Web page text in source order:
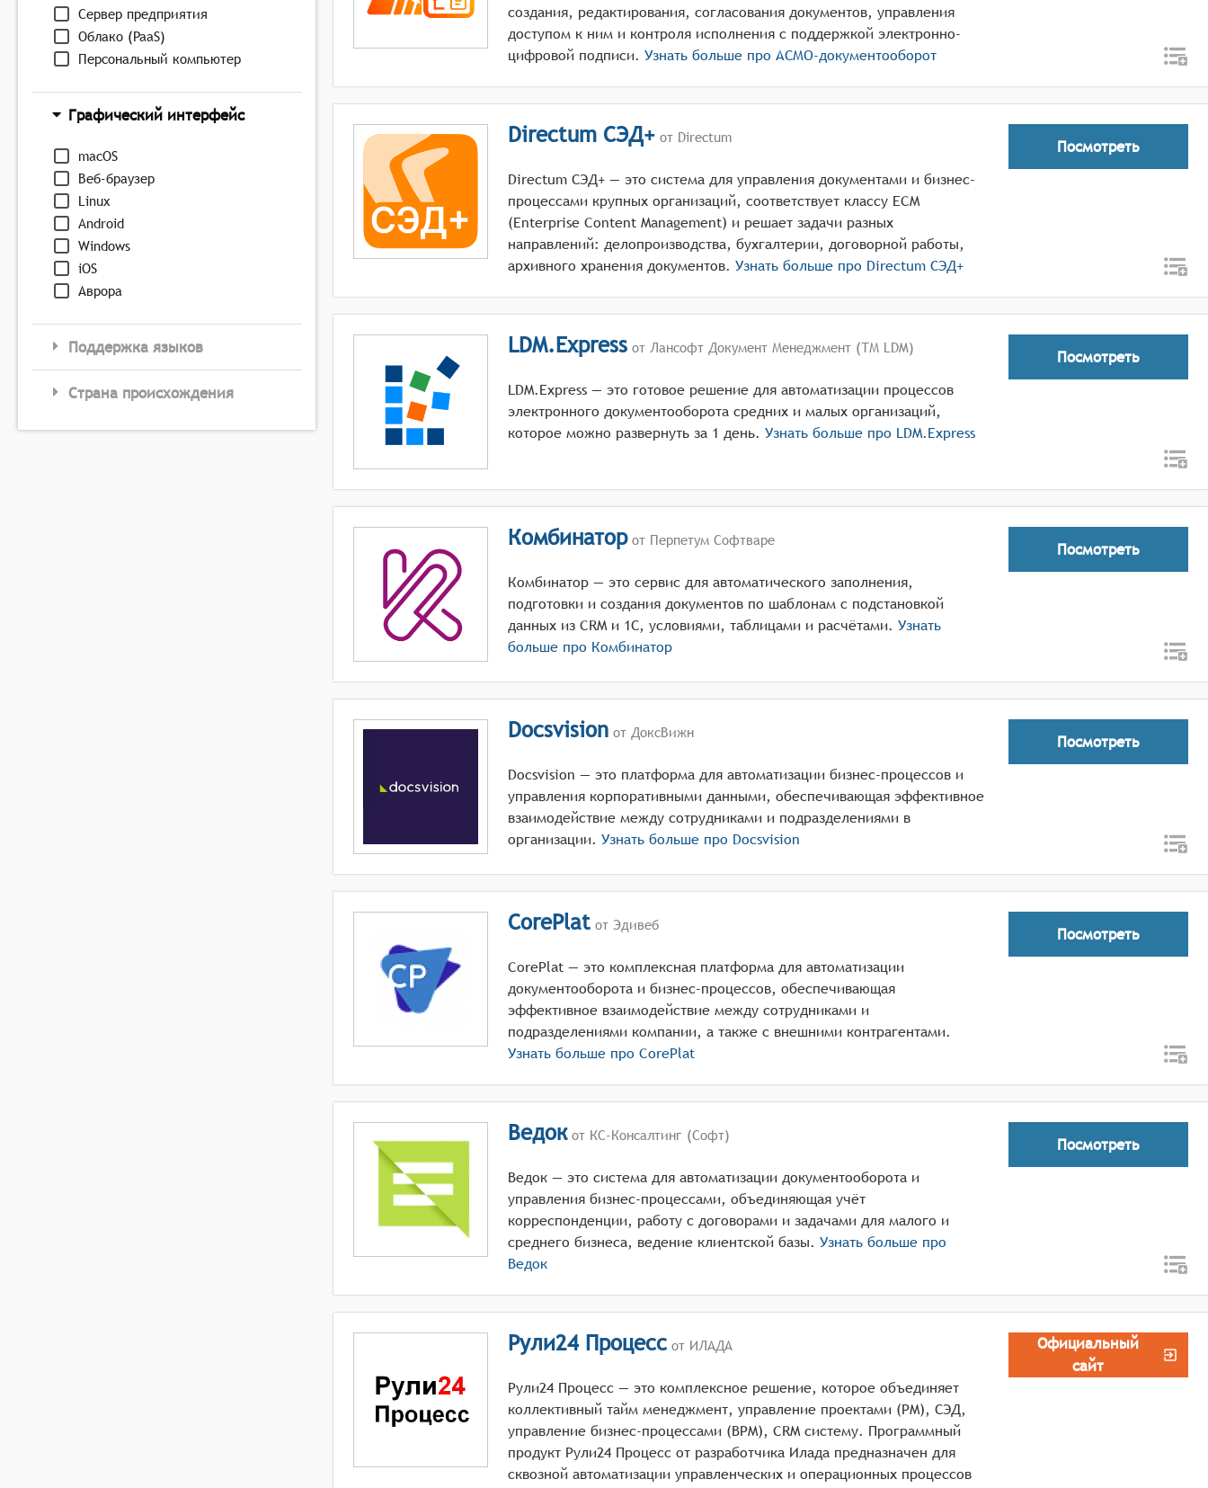
Сервер предприятия
Облако (PaaS)
Персональный компьютер
Графический интерфейс
macOS
Веб-браузер
Linux
Android
Windows
iOS
Аврора
Поддержка языков
Страна происхождения
создания, редактирования, согласования документов, управления
доступом к ним и контроля исполнения с поддержкой электронно-
цифровой подписи. Узнать больше про АСМО-документооборот
Directum СЭД+ от Directum
Directum СЭД+ — это система для управления документами и бизнес-
процессами крупных организаций, соответствует классу ECM
(Enterprise Content Management) и решает задачи разных
направлений: делопроизводства, бухгалтерии, договорной работы,
архивного хранения документов. Узнать больше про Directum СЭД+
Посмотреть
LDM.Express от Лансофт Документ Менеджмент (ТМ LDM)
LDM.Express — это готовое решение для автоматизации процессов
электронного документооборота средних и малых организаций,
которое можно развернуть за 1 день. Узнать больше про LDM.Express
Посмотреть
Комбинаторот Перпетум Софтваре
Комбинатор — это сервис для автоматического заполнения,
подготовки и создания документов по шаблонам с подстановкой
данных из CRM и 1С, условиями, таблицами и расчётами. Узнать
больше про Комбинатор
Посмотреть
Docsvision от ДоксВижн
Docsvision — это платформа для автоматизации бизнес-процессов и
управления корпоративными данными, обеспечивающая эффективное
взаимодействие между сотрудниками и подразделениями в
организации. Узнать больше про Docsvision
Посмотреть
CorePlat от Эдивеб
CorePlat — это комплексная платформа для автоматизации
документооборота и бизнес-процессов, обеспечивающая
эффективное взаимодействие между сотрудниками и
подразделениями компании, а также с внешними контрагентами.
Узнать больше про CorePlat
Посмотреть
Ведокот КС-Консалтинг (Софт)
Ведок — это система для автоматизации документооборота и
управления бизнес‑процессами, объединяющая учёт
корреспонденции, работу с договорами и задачами для малого и
среднего бизнеса, ведение клиентской базы. Узнать больше про
Ведок
Посмотреть
Рули24 Процессот ИЛАДА
Рули24 Процесс — это комплексное решение, которое объединяет
коллективный тайм менеджмент, управление проектами (PM), СЭД,
управление бизнес-процессами (BPM), CRM систему. Программный
продукт Рули24 Процесс от разработчика Илада предназначен для
сквозной автоматизации управленческих и операционных процессов
Официальный
сайт